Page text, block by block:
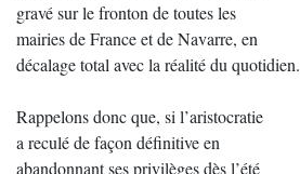
gravé sur le fronton de toutes les
mairies de France et de Navarre, en
décalage total avec la réalité du quotidien.
Rappelons donc que, si l’aristocratie
a reculé de façon définitive en
abandonnant ses privilèges dès l’été